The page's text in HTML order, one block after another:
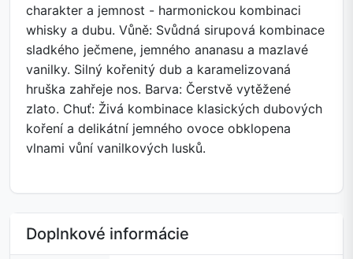
charakter a jemnost - harmonickou kombinaci
whisky a dubu. Vůně: Svůdná sirupová kombinace
sladkého ječmene, jemného ananasu a mazlavé
vanilky. Silný kořenitý dub a karamelizovaná
hruška zahřeje nos. Barva: Čerstvě vytěžené
zlato. Chuť: Živá kombinace klasických dubových
koření a delikátní jemného ovoce obklopena
vlnami vůní vanilkových lusků.
Doplnkové informácie